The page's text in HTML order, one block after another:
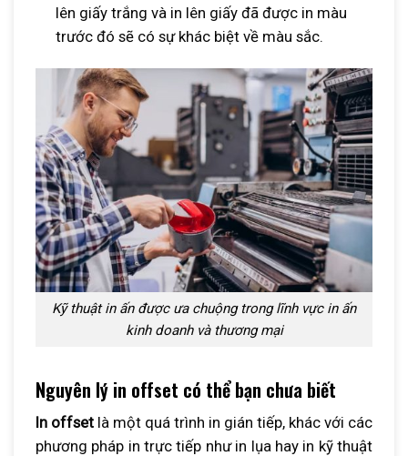
lên giấy trắng và in lên giấy đã được in màu
trước đó sẽ có sự khác biệt về màu sắc.
Kỹ thuật in ấn được ưa chuộng trong lĩnh vực in ấn
kinh doanh và thương mại
Nguyên lý in offset có thể bạn chưa biết
In offset là một quá trình in gián tiếp, khác với các
phương pháp in trực tiếp như in lụa hay in kỹ thuật